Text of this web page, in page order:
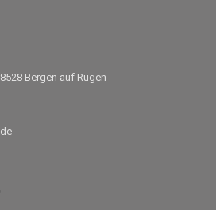
Bergen auf Rügen